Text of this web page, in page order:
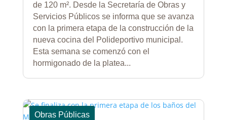
de 120 m². Desde la Secretaría de Obras y
Servicios Públicos se informa que se avanza
con la primera etapa de la construcción de la
nueva cocina del Polideportivo municipal.
Esta semana se comenzó con el
hormigonado de la platea...
Obras Públicas